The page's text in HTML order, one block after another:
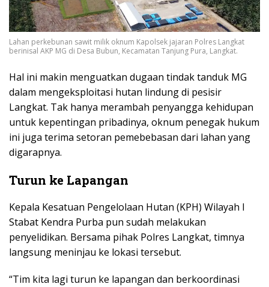
Lahan perkebunan sawit milik oknum Kapolsek jajaran Polres Langkat
berinisal AKP MG di Desa Bubun, Kecamatan Tanjung Pura, Langkat.
Hal ini makin menguatkan dugaan tindak tanduk MG
dalam mengeksploitasi hutan lindung di pesisir
Langkat. Tak hanya merambah penyangga kehidupan
untuk kepentingan pribadinya, oknum penegak hukum
ini juga terima setoran pemebebasan dari lahan yang
digarapnya.
Turun ke Lapangan
Kepala Kesatuan Pengelolaan Hutan (KPH) Wilayah I
Stabat Kendra Purba pun sudah melakukan
penyelidikan. Bersama pihak Polres Langkat, timnya
langsung meninjau ke lokasi tersebut.
“Tim kita lagi turun ke lapangan dan berkoordinasi